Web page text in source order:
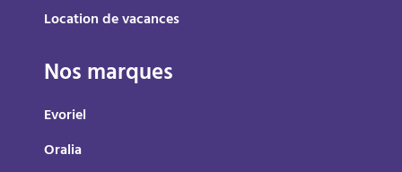
Location de vacances
Nos marques
Evoriel
Oralia